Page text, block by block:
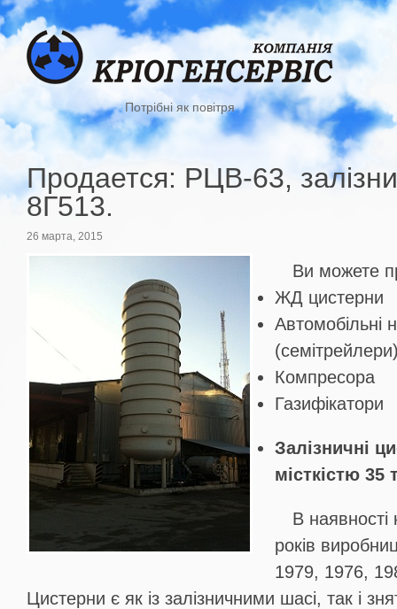
Потрібні як повітря
Продается: РЦВ-63,
8Г513.
26 марта, 2015
Ви можете
ЖД цистерни
Автомобільні
Компресора
Газифікатори
Залізничні
місткістю 35
В наявності
років
1979, 1976,
Цистерни є як із залізничними шасі, так і